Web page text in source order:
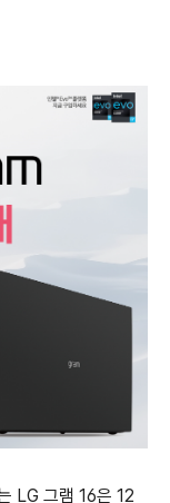
LG 그램 16은 12